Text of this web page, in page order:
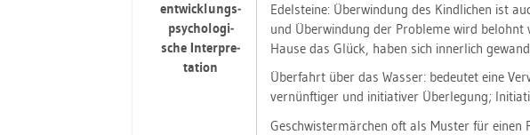
ent­wick­lungs­
psy­cho­lo­gi­
sche In­ter­pre­
ta­ti­on
Edel­stei­ne: Über­win­dung des Kind­li­chen ist
und Über­win­dung der Pro­ble­me wird be­lohnt
Hause das Glück, haben sich in­ner­lich
Über­fahrt über das Was­ser: be­deu­tet eine
ver­nünf­ti­ger und in­itia­ti­ver Über­le­gung;
Ge­schwis­ter­mär­chen oft als Mus­ter für einen